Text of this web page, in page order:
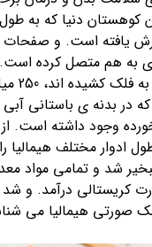
یافته است. و صفحات
به هم متصل کرده
های
در بدنه ی باستانی
وجود داشته است.
ادوار مختلف هیمالیا
شد و تمامی مواد
کریستالی درآمد. و شد
صورتی هیمالیا می